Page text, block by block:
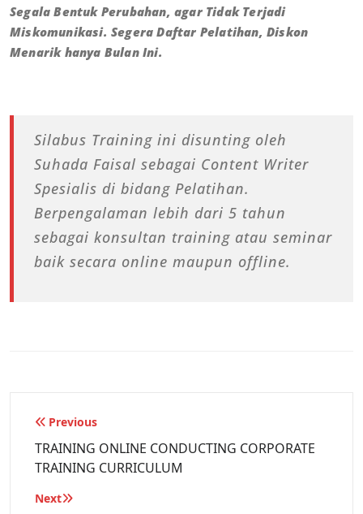
Segala Bentuk Perubahan, agar Tidak Terjadi
Miskomunikasi. Segera Daftar Pelatihan, Diskon
Menarik hanya Bulan Ini.
Silabus Training ini disunting oleh
Suhada Faisal sebagai Content Writer
Spesialis di bidang Pelatihan.
Berpengalaman lebih dari 5 tahun
sebagai konsultan training atau seminar
baik secara online maupun offline.
Previous
TRAINING ONLINE CONDUCTING CORPORATE
TRAINING CURRICULUM
Next